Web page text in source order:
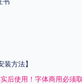
装方法】
后使用！字体商用必须